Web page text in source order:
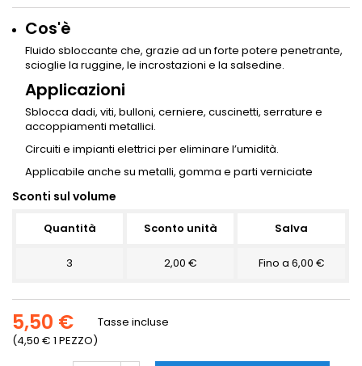
Cos'è
Fluido sbloccante che, grazie ad un forte potere penetrante,
scioglie la ruggine, le incrostazioni e la salsedine.
Applicazioni
Sblocca dadi, viti, bulloni, cerniere, cuscinetti, serrature e
accoppiamenti metallici.
Circuiti e impianti elettrici per eliminare l’umidità.
Applicabile anche su metalli, gomma e parti verniciate
Sconti sul volume
Quantità Sconto unità Salva
3 2,00 € Fino a 6,00 €
5,50 €
(4,50 € 1 PEZZO)
Tasse incluse